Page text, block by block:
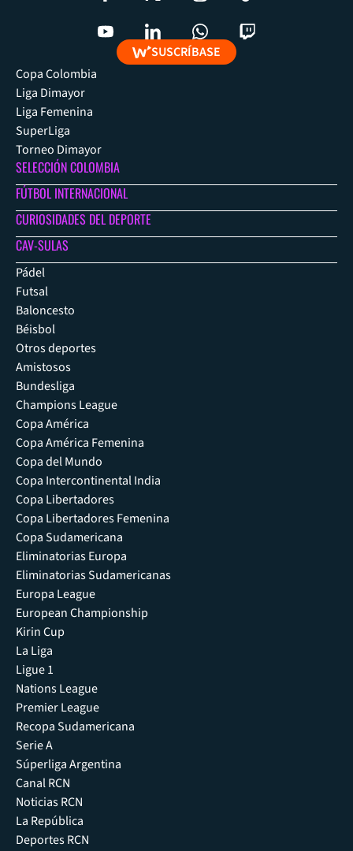
SUSCRÍBASE
Copa Colombia
Liga Dimayor
Liga Femenina
SuperLiga
Torneo Dimayor
SELECCIÓN COLOMBIA
FÚTBOL INTERNACIONAL
CURIOSIDADES DEL DEPORTE
CAV-SULAS
Pádel
Futsal
Baloncesto
Béisbol
Otros deportes
Amistosos
Bundesliga
Champions League
Copa América
Copa América Femenina
Copa del Mundo
Copa Intercontinental India
Copa Libertadores
Copa Libertadores Femenina
Copa Sudamericana
Eliminatorias Europa
Eliminatorias Sudamericanas
Europa League
European Championship
Kirin Cup
La Liga
Ligue 1
Nations League
Premier League
Recopa Sudamericana
Serie A
Súperliga Argentina
Canal RCN
Noticias RCN
La República
Deportes RCN